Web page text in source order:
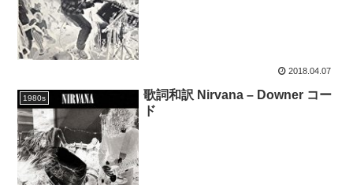
2018.04.07
1980s
歌詞和訳 Nirvana – Downer コー
ド